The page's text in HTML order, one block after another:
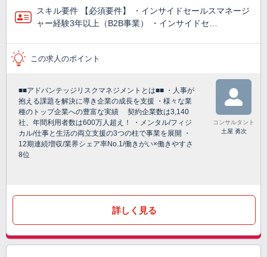
スキル要件 【必須要件】 ・インサイドセールスマネージ
ャー経験3年以上（B2B事業） ・インサイドセ…
この求人のポイント
■■アドバンテッジリスクマネジメントとは■■ ・人事が
抱える課題を解決に導き企業の成長を支援 ・様々な業
種のトップ企業への豊富な実績 契約企業数は3,140
社、年間利用者数は600万人超え！ ・メンタル/フィジ
カル/仕事と生活の両立支援の3つの柱で事業を展開 ・
12期連続増収/業界シェア率No.1/働きがい×働きやすさ
8位
コンサルタント
土屋 勇次
詳しく見る